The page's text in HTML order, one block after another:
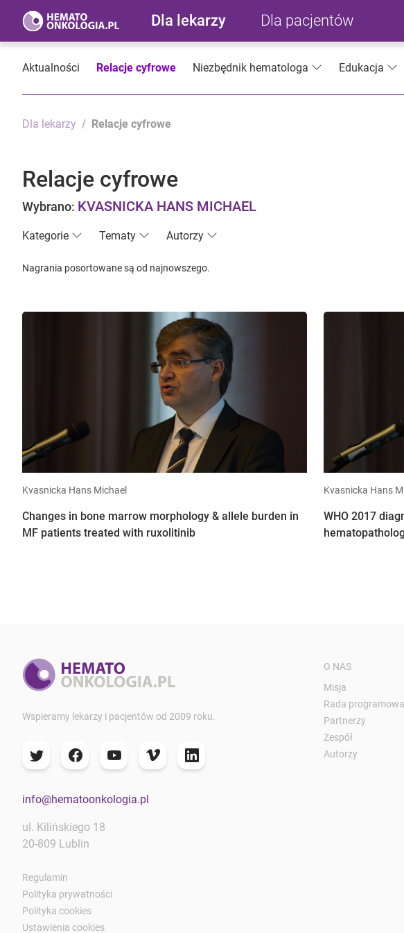
Dla lekarzy Dla pacjentów
Aktualności Relacje cyfrowe Niezbędnik hematologa Edukacja
Dla lekarzy Relacje cyfrowe
Relacje cyfrowe
Wybrano: KVASNICKA HANS MICHAEL
Kategorie Tematy Autorzy
Nagrania posortowane są od najnowszego.
Kvasnicka Hans Michael
Changes in bone marrow morphology & allele burden in
MF patients treated with ruxolitinib
Kvasnicka Hans
WHO 2017
Wspieramy lekarzy i pacjentów od 2009 roku.
info@hematoonkologia.pl
ul. Kilińskiego 18
20-809 Lublin
Regulamin
Polityka prywatności
Polityka cookies
Ustawienia cookies
O NAS
Misja
Rada programowa
Partnerzy
Zespół
Autorzy